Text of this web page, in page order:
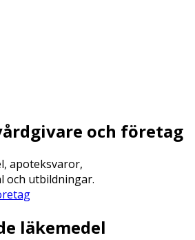
och företag
apoteksvaror,
och utbildningar.
läkemedel